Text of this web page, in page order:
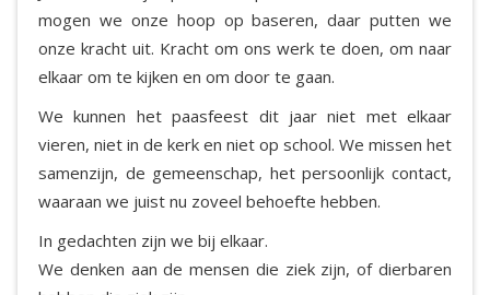
mogen we onze hoop op baseren, daar putten we
onze kracht uit. Kracht om ons werk te doen, om naar
elkaar om te kijken en om door te gaan.
We kunnen het paasfeest dit jaar niet met elkaar
vieren, niet in de kerk en niet op school. We missen het
samenzijn, de gemeenschap, het persoonlijk contact,
waaraan we juist nu zoveel behoefte hebben.
In gedachten zijn we bij elkaar.
We denken aan de mensen die ziek zijn, of dierbaren